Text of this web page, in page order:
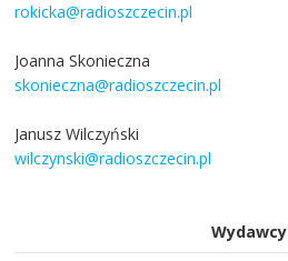
rokicka@radioszczecin.pl
Joanna Skonieczna
skonieczna@radioszczecin.pl
Janusz Wilczyński
wilczynski@radioszczecin.pl
Wydawcy